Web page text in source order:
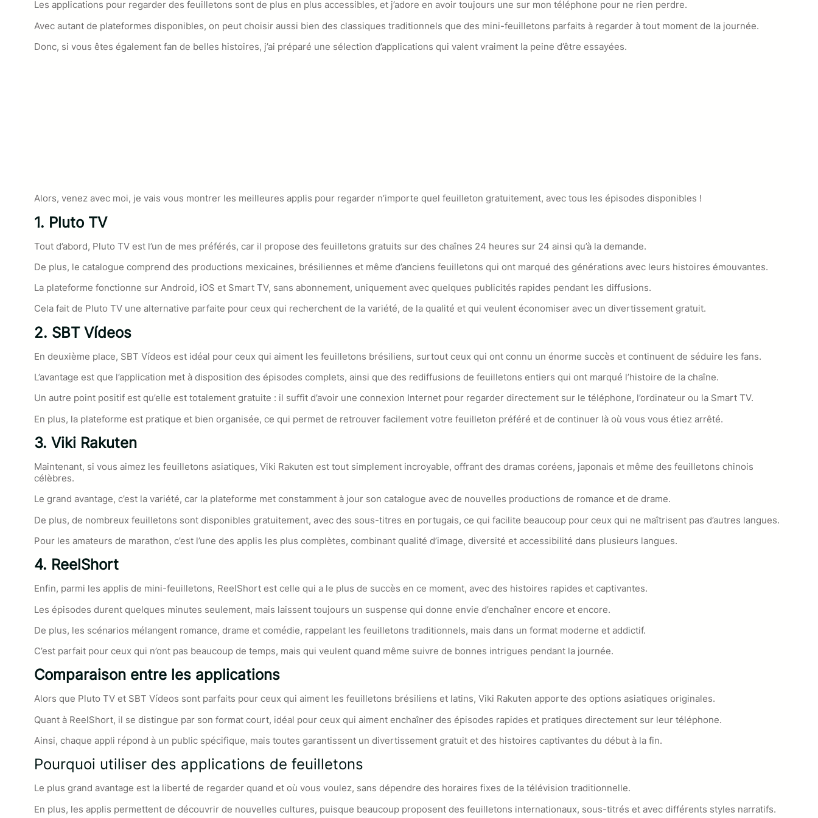
Les applications pour regarder des feuilletons sont de plus en plus accessibles, et j’adore en avoir toujours une sur mon téléphone pour ne rien perdre.
Avec autant de plateformes disponibles, on peut choisir aussi bien des classiques traditionnels que des mini-feuilletons parfaits à regarder à tout moment de la journée.
Donc, si vous êtes également fan de belles histoires, j’ai préparé une sélection d’applications qui valent vraiment la peine d’être essayées.
Alors, venez avec moi, je vais vous montrer les meilleures applis pour regarder n’importe quel feuilleton gratuitement, avec tous les épisodes disponibles !
1. Pluto TV
Tout d’abord, Pluto TV est l’un de mes préférés, car il propose des feuilletons gratuits sur des chaînes 24 heures sur 24 ainsi qu’à la demande.
De plus, le catalogue comprend des productions mexicaines, brésiliennes et même d’anciens feuilletons qui ont marqué des générations avec leurs histoires émouvantes.
La plateforme fonctionne sur Android, iOS et Smart TV, sans abonnement, uniquement avec quelques publicités rapides pendant les diffusions.
Cela fait de Pluto TV une alternative parfaite pour ceux qui recherchent de la variété, de la qualité et qui veulent économiser avec un divertissement gratuit.
2. SBT Vídeos
En deuxième place, SBT Vídeos est idéal pour ceux qui aiment les feuilletons brésiliens, surtout ceux qui ont connu un énorme succès et continuent de séduire les fans.
L’avantage est que l’application met à disposition des épisodes complets, ainsi que des rediffusions de feuilletons entiers qui ont marqué l’histoire de la chaîne.
Un autre point positif est qu’elle est totalement gratuite : il suffit d’avoir une connexion Internet pour regarder directement sur le téléphone, l’ordinateur ou la Smart TV.
En plus, la plateforme est pratique et bien organisée, ce qui permet de retrouver facilement votre feuilleton préféré et de continuer là où vous vous étiez arrêté.
3. Viki Rakuten
Maintenant, si vous aimez les feuilletons asiatiques, Viki Rakuten est tout simplement incroyable, offrant des dramas coréens, japonais et même des feuilletons chinois
célèbres.
Le grand avantage, c’est la variété, car la plateforme met constamment à jour son catalogue avec de nouvelles productions de romance et de drame.
De plus, de nombreux feuilletons sont disponibles gratuitement, avec des sous-titres en portugais, ce qui facilite beaucoup pour ceux qui ne maîtrisent pas d’autres langues.
Pour les amateurs de marathon, c’est l’une des applis les plus complètes, combinant qualité d’image, diversité et accessibilité dans plusieurs langues.
4. ReelShort
Enfin, parmi les applis de mini-feuilletons, ReelShort est celle qui a le plus de succès en ce moment, avec des histoires rapides et captivantes.
Les épisodes durent quelques minutes seulement, mais laissent toujours un suspense qui donne envie d’enchaîner encore et encore.
De plus, les scénarios mélangent romance, drame et comédie, rappelant les feuilletons traditionnels, mais dans un format moderne et addictif.
C’est parfait pour ceux qui n’ont pas beaucoup de temps, mais qui veulent quand même suivre de bonnes intrigues pendant la journée.
Comparaison entre les applications
Alors que Pluto TV et SBT Vídeos sont parfaits pour ceux qui aiment les feuilletons brésiliens et latins, Viki Rakuten apporte des options asiatiques originales.
Quant à ReelShort, il se distingue par son format court, idéal pour ceux qui aiment enchaîner des épisodes rapides et pratiques directement sur leur téléphone.
Ainsi, chaque appli répond à un public spécifique, mais toutes garantissent un divertissement gratuit et des histoires captivantes du début à la fin.
Pourquoi utiliser des applications de feuilletons
Le plus grand avantage est la liberté de regarder quand et où vous voulez, sans dépendre des horaires fixes de la télévision traditionnelle.
En plus, les applis permettent de découvrir de nouvelles cultures, puisque beaucoup proposent des feuilletons internationaux, sous-titrés et avec différents styles narratifs.